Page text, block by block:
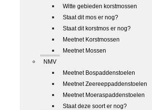
Witte gebieden korstmossen
Staat dit mos er nog?
Staat dit korstmos er nog?
Meetnet Korstmossen
Meetnet Mossen
NMV
Meetnet Bospaddenstoelen
Meetnet Zeereeppaddenstoelen
Meetnet Moeraspaddenstoelen
Staat deze soort er nog?